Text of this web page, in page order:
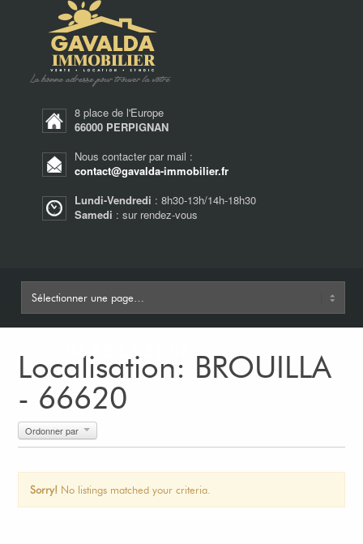
8 place de l'Europe
66000 PERPIGNAN
Nous contacter par mail :
contact@gavalda-immobilier.fr
Lundi-Vendredi : 8h30-13h/14h-18h30
Samedi : sur rendez-vous
04 68 55 51 06
Localisation: BROUILLA
- 66620
Ordonner par
Sorry! No listings matched your criteria.